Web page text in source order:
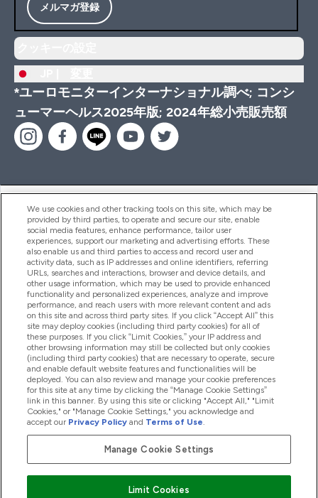
メルマガ登録
*ユーロモニターインターナショナル調べ; コンシ
ューマーヘルス2025年版; 2024年総小売販売額
ヘルプ＆ガイド
商品について
会社概要
特典＆ポイント
2026 The Hut.com Ltd
Pay with
We use cookies and other tracking tools on this site, which may be
provided by third parties, to operate and secure our site, enable
social media features, enhance performance, tailor user
experiences, support our marketing and advertising efforts. These
also enable us and third parties to access and record user and
activity data, such as IP addresses and online identifiers, referring
URLs, searches and interactions, browser and device details, and
other usage information, which may be used to provide enhanced
functionality and personalized experiences, analyze and improve
performance, and reach users with more relevant content and ads
on this site and across third party sites. If you click “Accept All” this
site may deploy cookies (including third party cookies) for all of
these purposes. If you click “Limit Cookies,” your IP address and
other browsing information may still be collected but only cookies
(including third party cookies) that are necessary to operate, secure
and enable default website features and functionalities will be
deployed. You can also review and manage your cookie preferences
for this site at any time by clicking the “Manage Cookie Settings”
link in this banner. By using this site or clicking "Accept All," "Limit
Cookies," or "Manage Cookie Settings," you acknowledge and
accept our Privacy Policy and Terms of Use.
Manage Cookie Settings
Limit Cookies